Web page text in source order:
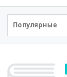
Популярные